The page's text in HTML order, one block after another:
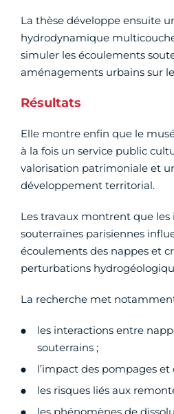
La thèse développe ensuite
hydrodynamique
simuler les écoulements
aménagements urbains sur
Résultats
Elle montre enfin que le
à la fois un service public
valorisation patrimoniale et
développement territorial.
Les travaux montrent que
souterraines parisiennes
écoulements des nappes et
perturbations
La recherche met
les interactions entre
souterrains ;
l’impact des pompages et
les risques liés aux